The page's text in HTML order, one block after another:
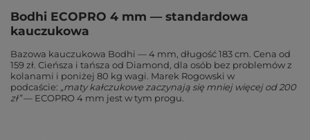
Bodhi ECOPRO 4 mm — standardowa
kauczukowa
Bazowa kauczukowa Bodhi — 4 mm, długość 183 cm. Cena od
159 zł. Cieńsza i tańsza od Diamond, dla osób bez problemów z
kolanami i poniżej 80 kg wagi. Marek Rogowski w
podcaście:
„maty kałczukowe zaczynają się mniej więcej od 200
zł” — ECOPRO 4 mm jest w tym progu.